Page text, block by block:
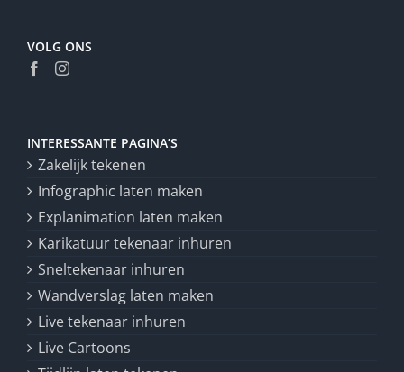
VOLG ONS
INTERESSANTE PAGINA’S
Zakelijk tekenen
Infographic laten maken
Explanimation laten maken
Karikatuur tekenaar inhuren
Sneltekenaar inhuren
Wandverslag laten maken
Live tekenaar inhuren
Live Cartoons